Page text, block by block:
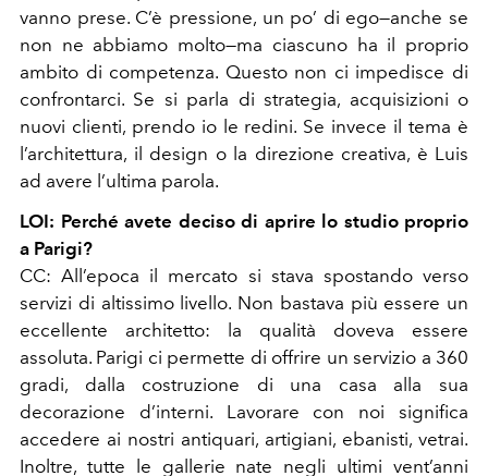
vanno prese. C’è pressione, un po’ di ego—anche se
non ne abbiamo molto—ma ciascuno ha il proprio
ambito di competenza. Questo non ci impedisce di
confrontarci. Se si parla di strategia, acquisizioni o
nuovi clienti, prendo io le redini. Se invece il tema è
l’architettura, il design o la direzione creativa, è Luis
ad avere l’ultima parola.
LOI: Perché avete deciso di aprire lo studio proprio
a Parigi?
CC: All’epoca il mercato si stava spostando verso
servizi di altissimo livello. Non bastava più essere un
eccellente architetto: la qualità doveva essere
assoluta. Parigi ci permette di offrire un servizio a 360
gradi, dalla costruzione di una casa alla sua
decorazione d’interni. Lavorare con noi significa
accedere ai nostri antiquari, artigiani, ebanisti, vetrai.
Inoltre, tutte le gallerie nate negli ultimi vent’anni